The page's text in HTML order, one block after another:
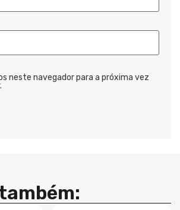
neste navegador para a próxima vez